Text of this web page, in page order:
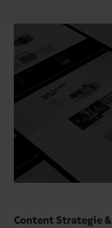
Content Strategie